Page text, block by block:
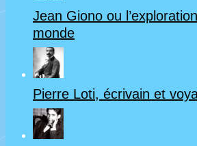
Jean Giono ou
monde
Pierre Loti, écrivain et